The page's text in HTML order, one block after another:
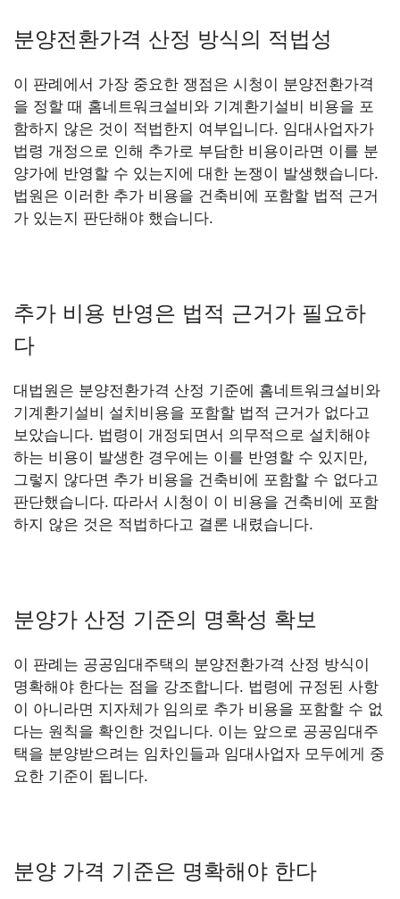
분양전환가격 산정 방식의 적법성
이 판례에서 가장 중요한 쟁점은 시청이 분양전환가격
을 정할 때 홈네트워크설비와 기계환기설비 비용을 포
함하지 않은 것이 적법한지 여부입니다. 임대사업자가
법령 개정으로 인해 추가로 부담한 비용이라면 이를 분
양가에 반영할 수 있는지에 대한 논쟁이 발생했습니다.
법원은 이러한 추가 비용을 건축비에 포함할 법적 근거
가 있는지 판단해야 했습니다.
추가 비용 반영은 법적 근거가 필요하
다
대법원은 분양전환가격 산정 기준에 홈네트워크설비와
기계환기설비 설치비용을 포함할 법적 근거가 없다고
보았습니다. 법령이 개정되면서 의무적으로 설치해야
하는 비용이 발생한 경우에는 이를 반영할 수 있지만,
그렇지 않다면 추가 비용을 건축비에 포함할 수 없다고
판단했습니다. 따라서 시청이 이 비용을 건축비에 포함
하지 않은 것은 적법하다고 결론 내렸습니다.
분양가 산정 기준의 명확성 확보
이 판례는 공공임대주택의 분양전환가격 산정 방식이
명확해야 한다는 점을 강조합니다. 법령에 규정된 사항
이 아니라면 지자체가 임의로 추가 비용을 포함할 수 없
다는 원칙을 확인한 것입니다. 이는 앞으로 공공임대주
택을 분양받으려는 임차인들과 임대사업자 모두에게 중
요한 기준이 됩니다.
분양 가격 기준은 명확해야 한다